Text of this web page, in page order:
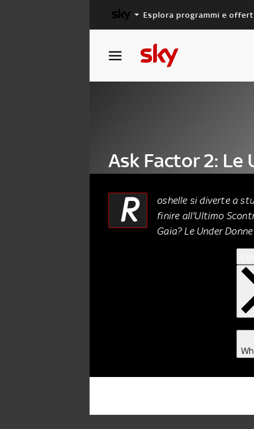
Esplora programmi e
Ask Factor 2: Le
08 Novembre 2016
R
oshelle si diverte a
finire all'Ultimo
Gaia? Le Under